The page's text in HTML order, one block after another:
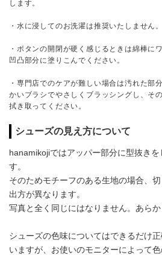
します。
・水に浸してのお洗濯は推奨いたしません。
・ボタンの開閉が硬く感じるときは綿棒に
凹凸部分に塗りこんでください。
・専門店でのケアが難しい場合は汚れた部
かいブラシでやさしくブラッシングし、そ
拭き取ってください。
シューズの見え方について
hanamikojiではアッパー部分に型抜き
す。
そのためモチーフのある生地の場合、
出方が異なります。
写真と全く同じにはなりません。あらか
シューズの色味についてはできるだけ
いますが、お使いのモニターによって